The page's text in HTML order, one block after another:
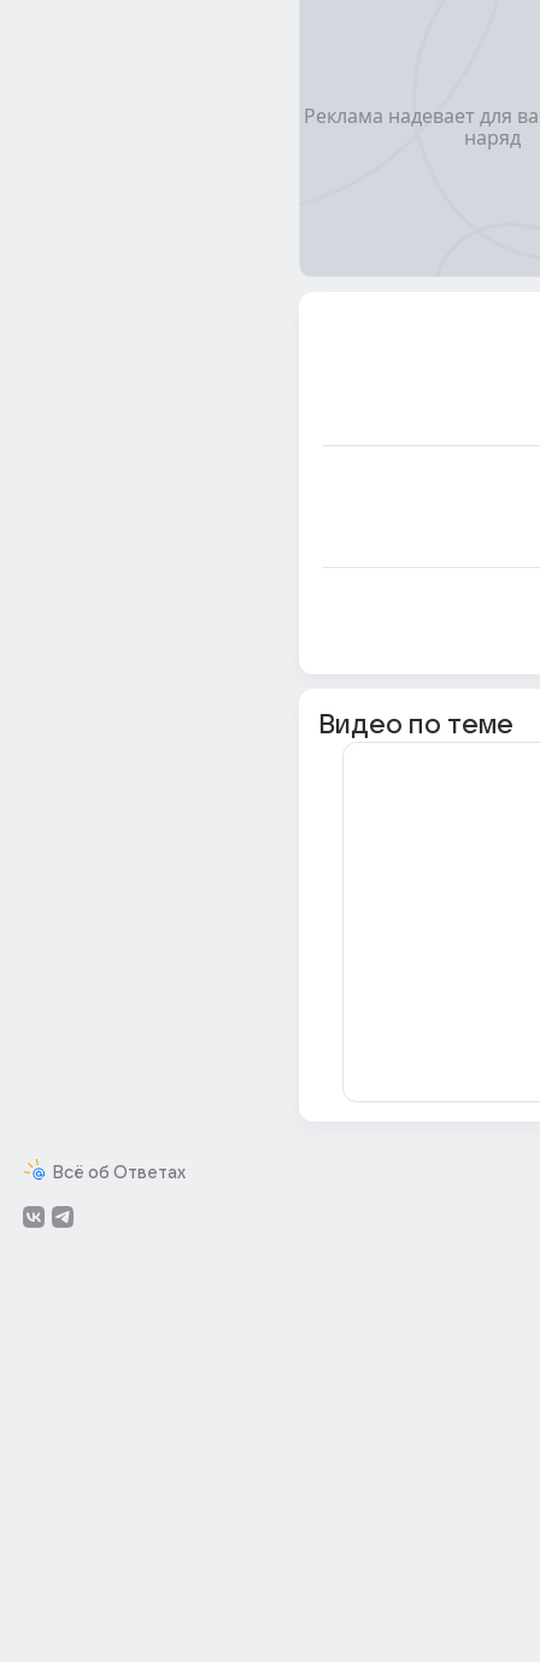
Всё об Ответах
Видео по теме